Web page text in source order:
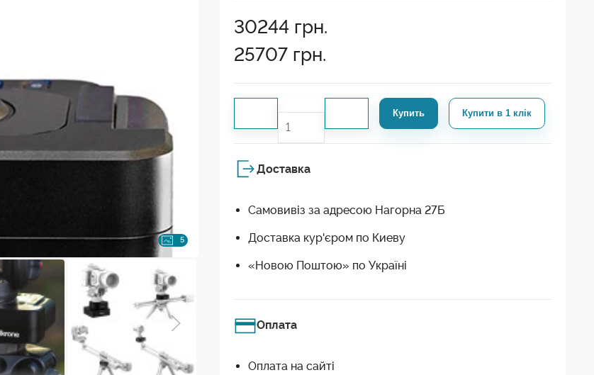
5
30244 грн.
25707 грн.
Купить Купити в 1 клік
Доставка
Самовивіз за адресою Нагорна 27Б
Доставка кур'єром по Киеву
«Новою Поштою» по Україні
Оплата
Оплата на сайті